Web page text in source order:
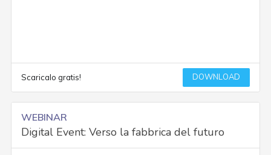
Scaricalo gratis! DOWNLOAD
WEBINAR
Digital Event: Verso la fabbrica del futuro